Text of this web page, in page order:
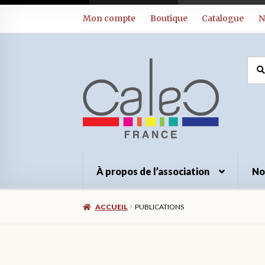
Mon compte Boutique Catalogue
À propos de l’association
ACCUEIL PUBLICATIONS